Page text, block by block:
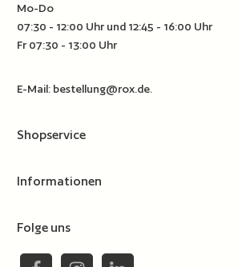
Mo-Do
07:30 - 12:00 Uhr und 12:45 - 16:00 Uhr
Fr 07:30 - 13:00 Uhr
E-Mail: bestellung@rox.de.
Shopservice
Informationen
Folge uns